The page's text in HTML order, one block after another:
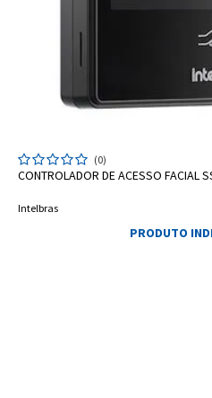
(0)
CONTROLADOR DE ACESSO FACIAL
Intelbras
PRODUTO